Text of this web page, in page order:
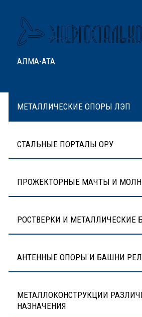
АЛМА-АТА
МЕТАЛЛИЧЕСКИЕ ОПОРЫ ЛЭП
СТАЛЬНЫЕ ПОРТАЛЫ ОРУ
ПРОЖЕКТОРНЫЕ МАЧТЫ И
РОСТВЕРКИ И МЕТАЛЛИЧЕСКИЕ
АНТЕННЫЕ ОПОРЫ И БАШНИ
МЕТАЛЛОКОНСТРУКЦИИ
НАЗНАЧЕНИЯ